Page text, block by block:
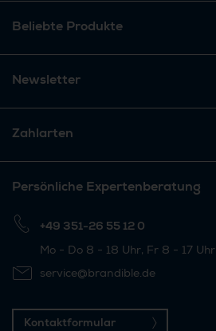
Beliebte Produkte
Newsletter
Zahlarten
Persönliche Expertenberatung
+49 351-26 55 12 0
Mo - Do 8 - 18 Uhr, Fr 8 - 17 Uhr
service@brandible.de
Kontaktformular